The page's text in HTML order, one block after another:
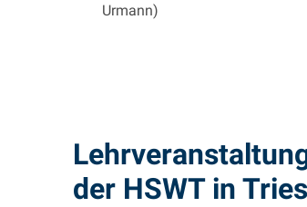
Urmann)
der HSWT in